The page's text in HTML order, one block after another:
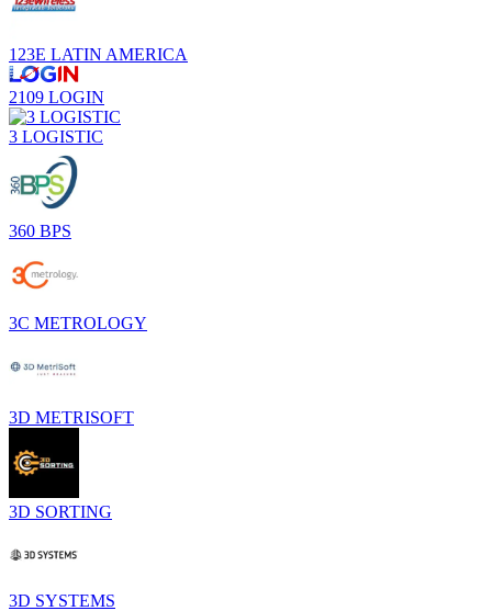
123E LATIN AMERICA
2109 LOGIN
3 LOGISTIC
360 BPS
3C METROLOGY
3D METRISOFT
3D SORTING
3D SYSTEMS